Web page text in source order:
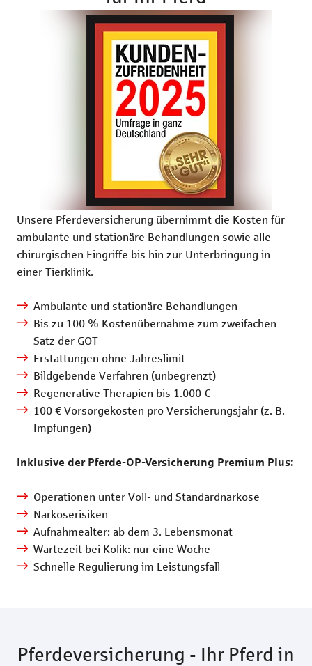
Unsere Pferdeversicherung übernimmt die Kosten für
ambulante und stationäre Behandlungen sowie alle
chirurgischen Eingriffe bis hin zur Unterbringung in
einer Tierklinik.
Ambulante und stationäre Behandlungen
Bis zu 100 % Kostenübernahme zum zweifachen
Satz der GOT
Erstattungen ohne Jahreslimit
Bildgebende Verfahren (unbegrenzt)
Regenerative Therapien bis 1.000 €
100 € Vorsorgekosten pro Versicherungsjahr (z. B.
Impfungen)
Inklusive der Pferde-OP-Versicherung Premium Plus:
Operationen unter Voll- und Standardnarkose
Narkoserisiken
Aufnahmealter: ab dem 3. Lebensmonat
Wartezeit bei Kolik: nur eine Woche
Schnelle Regulierung im Leistungsfall
Pferdeversicherung - Ihr Pferd in